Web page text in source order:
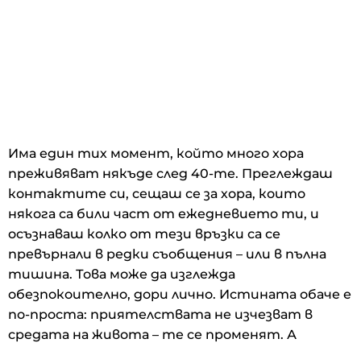
Има един тих момент, който много хора
преживяват някъде след 40-те. Преглеждаш
контактите си, сещаш се за хора, които
някога са били част от ежедневието ти, и
осъзнаваш колко от тези връзки са се
превърнали в редки съобщения – или в пълна
тишина. Това може да изглежда
обезпокоително, дори лично. Истината обаче е
по-проста: приятелствата не изчезват в
средата на живота – те се променят. А